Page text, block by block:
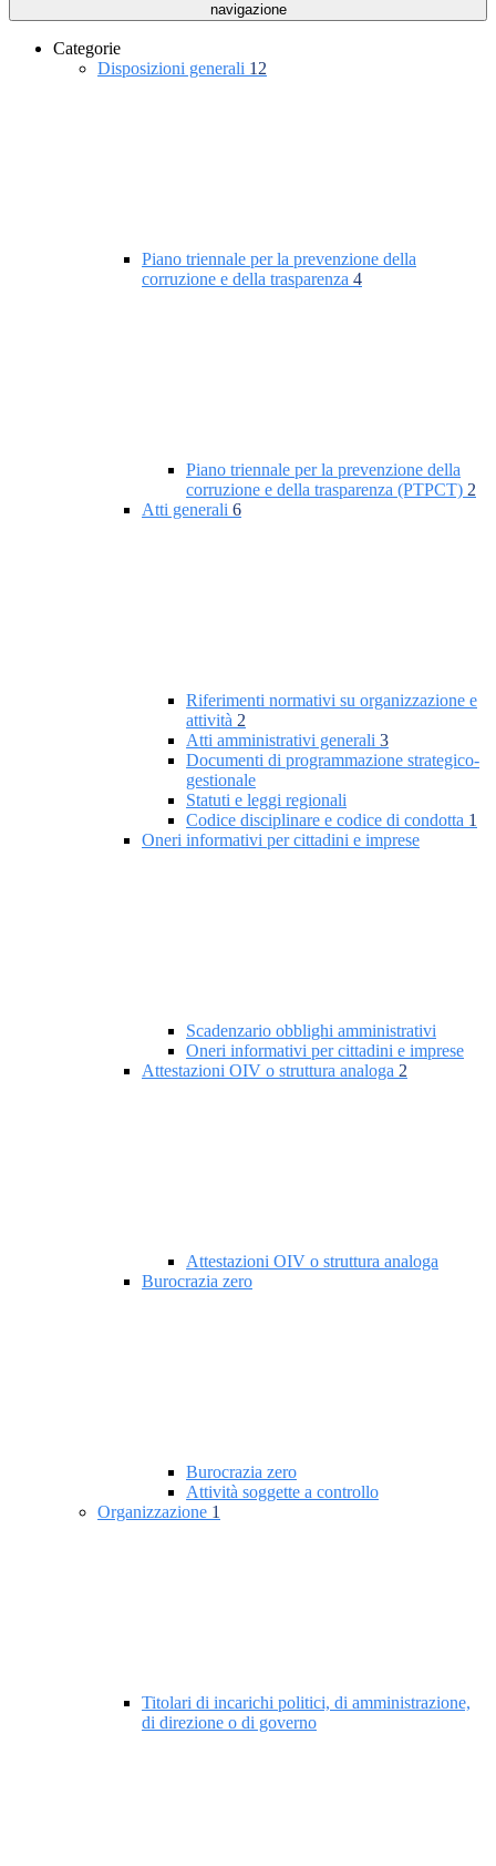
navigazione
Categorie
Disposizioni generali 12
Piano triennale per la prevenzione della
corruzione e della trasparenza 4
Piano triennale per la prevenzione della
corruzione e della trasparenza (PTPCT) 2
Atti generali 6
Riferimenti normativi su organizzazione e
attività 2
Atti amministrativi generali 3
Documenti di programmazione strategico-
gestionale
Statuti e leggi regionali
Codice disciplinare e codice di condotta 1
Oneri informativi per cittadini e imprese
Scadenzario obblighi amministrativi
Oneri informativi per cittadini e imprese
Attestazioni OIV o struttura analoga 2
Attestazioni OIV o struttura analoga
Burocrazia zero
Burocrazia zero
Attività soggette a controllo
Organizzazione 1
Titolari di incarichi politici, di amministrazione,
di direzione o di governo